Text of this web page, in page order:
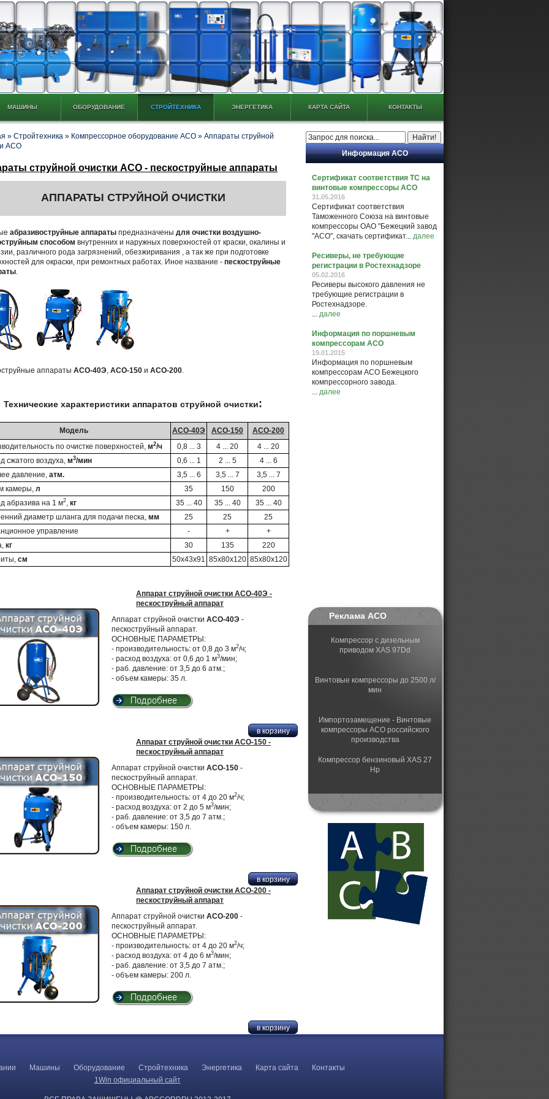
МАШИНЫ ОБОРУДОВАНИЕ СТРОЙТЕХНИКА ЭНЕРГЕТИКА КАРТА САЙТА КОНТАКТЫ
» Стройтехника » Компрессорное оборудование АСО » Аппараты струйной
АСО
струйной очистки АСО - пескоструйные аппараты
АППАРАТЫ СТРУЙНОЙ ОЧИСТКИ
абразивоструйные аппараты предназначены для очистки воздушно-
способом внутренних и наружных поверхностей от краски, окалины и
различного рода загрязнений, обезжиривания , а так же при подготовке
для окраски, при ремонтных работах. Иное название - пескоструйные
аппараты АСО-40Э АСО-150 и АСО-200
Технические характеристики аппаратов струйной очистки:
Модель АСО-40Э АСО-150
АСО-200
по очистке поверхностей, м2/ч 0,8 ... 3 4 ... 20
4 ... 20
сжатого воздуха, м3/мин 0,6 ... 1 2 ... 5
4 ... 6
давление, атм. 3,5 ... 6 3,5 ... 7
3,5 ... 7
камеры, л 35 150
200
абразива на 1 м2 кг 35 ... 40 35 ... 40
35 ... 40
диаметр шланга для подачи песка, мм 25 25
25
управление
- +
+
кг 30 135
220
см 50х43х91 85х80х120 85х80х120
Аппарат струйной очистки АСО-40Э -
пескоструйный аппарат
Аппарат струйной очистки АСО-40Э -
пескоструйный аппарат.
ОСНОВНЫЕ ПАРАМЕТРЫ:
- производительность: от 0,8 до 3 м2/ч;
- расход воздуха: от 0,6 до 1 м3/мин;
- раб. давление: от 3,5 до 6 атм.;
- объем камеры: 35 л.
Аппарат струйной очистки АСО-150 -
пескоструйный аппарат
Аппарат струйной очистки АСО-150 -
пескоструйный аппарат.
ОСНОВНЫЕ ПАРАМЕТРЫ:
- производительность: от 4 до 20 м2/ч;
- расход воздуха: от 2 до 5 м3/мин;
- раб. давление: от 3,5 до 7 атм.;
- объем камеры: 150 л.
Аппарат струйной очистки АСО-200 -
пескоструйный аппарат
Аппарат струйной очистки АСО-200 -
пескоструйный аппарат.
ОСНОВНЫЕ ПАРАМЕТРЫ:
- производительность: от 4 до 20 м2/ч;
- расход воздуха: от 4 до 6 м3/мин;
- раб. давление: от 3,5 до 7 атм.;
- объем камеры: 200 л.
Информация АСО
Сертификат соответствия ТС на
винтовые компрессоры АСО
31.05.2016
Сертификат соответствия
Таможенного Союза на винтовые
компрессоры ОАО "Бежецкий завод
"АСО", скачать сертификат... далее
Ресиверы, не требующие
регистрации в Ростехнадзоре
05.02.2016
Ресиверы высокого давления не
требующие регистрации в
Ростехнадзоре.
далее
Информация по поршневым
компрессорам АСО
19.01.2015
Информация по поршневым
компрессорам АСО Бежецкого
компрессорного завода.
далее
Реклама АСО
Компрессор с дизельным
приводом XAS 97Dd
Винтовые компрессоры до 2500 л/
мин
Импортозамещение - Винтовые
компрессоры АСО российского
производства
Компрессор бензиновый XAS 27
Hp
компрессоры с головками Fini
Купить Бежецкий компрессор
Винтовой компрессор ВК
Винтовой компрессор на 16 бар
Машины Оборудование Стройтехника Энергетика Карта сайта
Контакты
1Win официальный сайт